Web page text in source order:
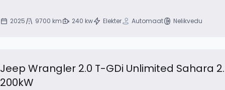
2025 9700 km 240 kw Elekter Automaat Nelikvedu
Jeep Wrangler 2.0 T-GDi Unlimited Sahara
200kW